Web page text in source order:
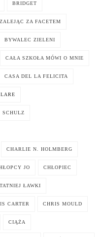
BRIDGET
ZA FACETEM
BYWALEC ZIELENI
CAŁA SZKOŁA MÓWI O MNIE
CASA DEL LA FELICITA
SCHULZ
CHARLIE N. HOLMBERG
JO CHŁOPIEC
ŁAWKI
CARTER CHRIS MOULD
CIĄŻA